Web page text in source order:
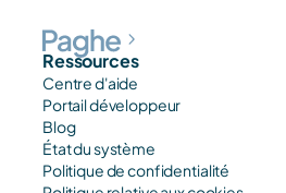
Ressources
Centre d'aide
Portail développeur
Blog
État du système
Politique de confidentialité